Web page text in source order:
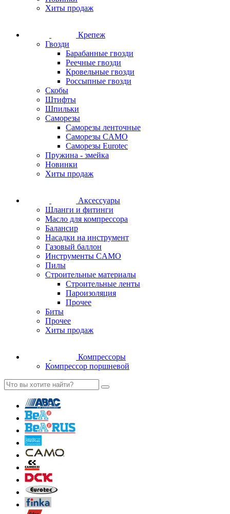
Хиты продаж
Крепеж
Гвозди
Барабанные гвозди
Реечные гвозди
Кровельные гвозди
Россыпные гвозди
Скобы
Штифты
Шпильки
Саморезы
Саморезы ленточные
Саморезы CAMO
Саморезы Eurotec
Пружина - змейка
Новинки
Хиты продаж
Аксессуары
Шланги и фитинги
Масло для компрессора
Балансир
Насадки на инструмент
Газовый баллон
Инструменты CAMO
Пилы
Строительные материалы
Строительные ленты
Пароизоляция
Прочее
Биты
Прочее
Хиты продаж
Компрессоры
Компрессор поршневой